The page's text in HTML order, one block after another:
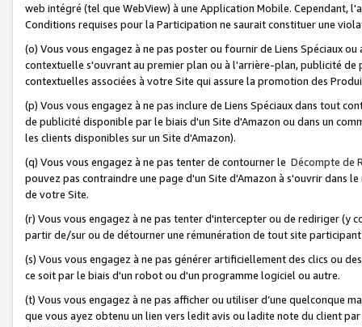
web intégré (tel que WebView) à une Application Mobile. Cependant,
Conditions requises pour la Participation ne saurait constituer une
(o) Vous vous engagez à ne pas poster ou fournir de Liens Spéciaux
contextuelle s'ouvrant au premier plan ou à l'arrière-plan, publicité
contextuelles associées à votre Site qui assure la promotion des
(p) Vous vous engagez à ne pas inclure de Liens Spéciaux dans tout
de publicité disponible par le biais d'un Site d'Amazon ou dans un
les clients disponibles sur un Site d'Amazon).
(q) Vous vous engagez à ne pas tenter de contourner le Décompte de
pouvez pas contraindre une page d'un Site d'Amazon à s'ouvrir dans
de votre Site.
(r) Vous vous engagez à ne pas tenter d'intercepter ou de rediriger
partir de/sur ou de détourner une rémunération de tout site
(s) Vous vous engagez à ne pas générer artificiellement des clics ou
ce soit par le biais d'un robot ou d'un programme logiciel ou autre.
(t) Vous vous engagez à ne pas afficher ou utiliser d’une quelconque
que vous ayez obtenu un lien vers ledit avis ou ladite note du client